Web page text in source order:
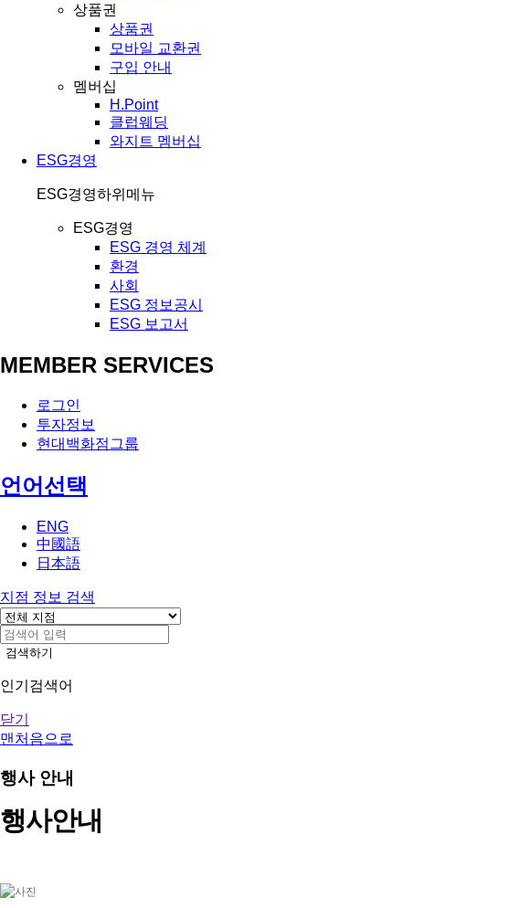
상품권
상품권
모바일 교환권
구입 안내
멤버십
H.Point
클럽웨딩
와지트 멤버십
ESG경영
ESG경영하위메뉴
ESG경영
ESG 경영 체계
환경
사회
ESG 정보공시
ESG 보고서
MEMBER SERVICES
로그인
투자정보
현대백화점그룹
언어선택
ENG
中國語
日本語
지점 정보 검색
검색하기
인기검색어
닫기
맨처음으로
행사 안내
행사안내